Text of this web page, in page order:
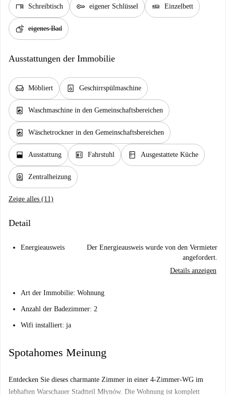
desk Schreibtisch key eigener Schlüssel airline_seat_flat Einzelbett
soap eigenes Bad
Ausstattungen der Immobilie
chair Möbliert dishwasher_gen Geschirrspülmaschine
local_laundry_service Waschmaschine in den Gemeinschaftsbereichen
local_laundry_service Wäschetrockner in den Gemeinschaftsbereichen
window_open Ausstattung elevator Fahrstuhl kitchen Ausgestattete Küche
water_heater Zentralheizung
Zeige alles (11)
Detail
Energieausweis
Der Energieausweis wurde von den Vermieter
angefordert.
Details anzeigen
Art der Immobilie: Wohnung
Anzahl der Badezimmer: 2
Wifi installiert: ja
Spotahomes Meinung
Entdecken Sie dieses charmante Zimmer in einer 4-Zimmer-WG im
lebhaften Warschauer Stadtteil Młynów. Die Wohnung ist komplett